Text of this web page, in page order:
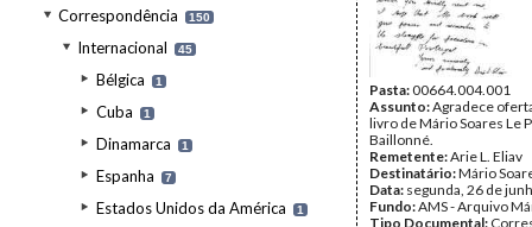
Correspondência 150
Internacional 45
Bélgica 1
Cuba 1
Dinamarca 1
Espanha 7
Estados Unidos da América 1
Pasta:00664.004.001
Assunto:Agradece
livro de Mário Soares Le
Baillonné.
Remetente:Arie L. Eliav
Destinatário:Mário
Data: segunda, 26 de
Fundo:AMS - Arquivo
Tipo Documental: